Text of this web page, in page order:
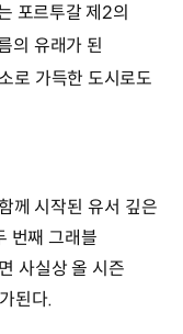
포르투갈 제2의
의 유래가 된
로 가득한 도시로도
께 시작된 유서 깊은
번째 그래블
사실상 올 시즌
된다.